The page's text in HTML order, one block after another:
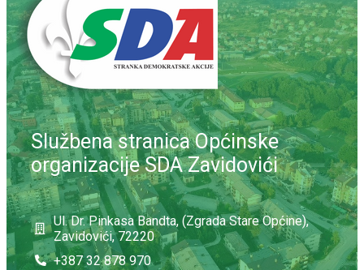
Službena stranica Općinske
organizacije SDA Zavidovići
Ul. Dr. Pinkasa Bandta, (Zgrada Stare Općine),
Zavidovići, 72220
+387 32 878 970